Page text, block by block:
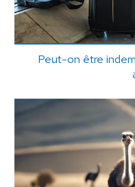
Peut-on être